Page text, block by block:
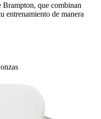
Brampton, que combinan
entrenamiento de manera